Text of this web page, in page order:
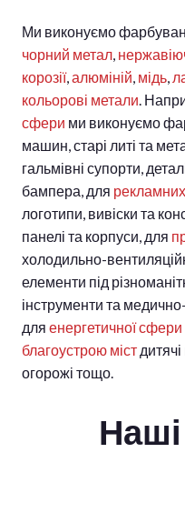
Ми виконуємо
чорний метал,
корозії,алюміній, мідь,
кольорові метали.
сфери ми виконуємо
машин, старі литі та
гальмівні супорти,
бампера, для
логотипи, вивіски та
панелі та корпуси, для
холодильно-
елементи під
інструменти та
для енергетичної сфери
благоустрою міст
огорожі тощо.